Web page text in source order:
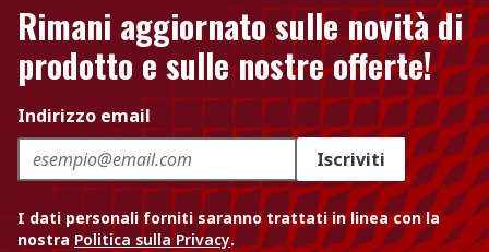
Rimani aggiornato sulle novità di
prodotto e sulle nostre offerte!
Indirizzo email
Iscriviti
I dati personali forniti saranno trattati in linea con la
nostra Politica sulla Privacy.